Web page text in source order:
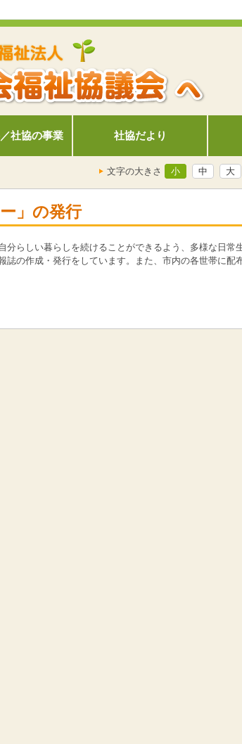
社協の事業 社協だより
文字の大きさ 小 中 大
」の発行
分らしい暮らしを続けることができるよう、多様な日常
誌の作成・発行をしています。また、市内の各世帯に配